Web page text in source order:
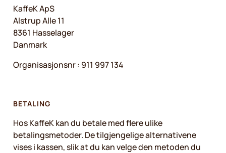
KaffeK ApS
Alstrup Alle 11
8361 Hasselager
Danmark
Organisasjonsnr : 911 997 134
BETALING
Hos KaffeK kan du betale med flere ulike
betalingsmetoder. De tilgjengelige alternativene
vises i kassen, slik at du kan velge den metoden du